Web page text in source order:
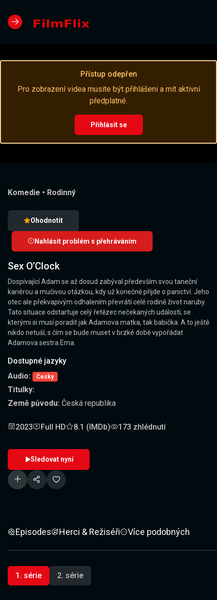
Přístup odepřen
Pro zobrazení videa musíte být přihlášeni a mít aktivní
předplatné.
Přihlásit se
Komedie • Rodinný
Ohodnotit
Nahlásit problém s přehráváním
Sex O’Clock
Dospívající Adam se až dosud zabýval především svou taneční
kariérou a mučivou otázkou, kdy už konečně přijde o panictví. Jeho
otec ale překvapivým odhalením převrátí celé rodině život naruby.
Tato situace odstartuje celý řetězec nečekaných událostí, se
kterými si musí poradit jak Adamova matka, tak babička. A to ještě
nikdo netuší, s čím se bude muset v brzké době vypořádat
Adamova sestra Ema.
Dostupné jazyky
Audio:
Česky
Titulky:
Země původu: Česká republika
2023 Full HD 8.1 (IMDb) 173 zhlédnutí
Sledovat nyní
Episodes Herci & Režiséři Více podobných
1. série 2. série